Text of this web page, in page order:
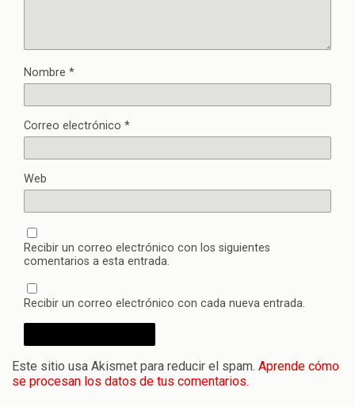
Nombre *
Correo electrónico *
Web
Recibir un correo electrónico con los siguientes
comentarios a esta entrada.
Recibir un correo electrónico con cada nueva entrada.
Este sitio usa Akismet para reducir el spam. Aprende cómo
se procesan los datos de tus comentarios.